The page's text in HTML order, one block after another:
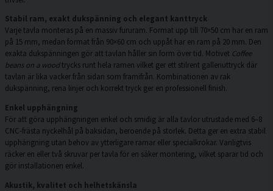
Stabil ram, exakt dukspänning och elegant kanttryck
Varje tavla monteras på en massiv fururam. Format upp till 70×50 cm har en ram
på 15 mm, medan format från 90×60 cm och uppåt har en ram på 20 mm. Den
exakta dukspänningen gör att tavlan håller sin form över tid. Motivet Coffee
beans on a woodtrycks runt hela ramen vilket ger ett stilrent galleriuttryck där
tavlan är lika vacker från sidan som framifrån. Kombinationen av rak
dukspänning, rena linjer och korrekt tryck ger en professionell finish.
Enkel upphängning
För att göra upphängningen enkel och smidig är alla tavlor utrustade med 6–8
CNC-frästa nyckelhål på baksidan, beroende på storlek. Detta ger en extra stabil
upphängning utan behov av ytterligare ramar eller specialkrokar. Vanligtvis
räcker en eller två skruvar per tavla för en säker montering, vilket sparar tid och
gör installationen enkel.
Akustik, kvalitet och helhetskänsla